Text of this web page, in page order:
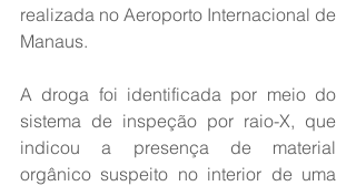
realizada no Aeroporto Internacional de
Manaus.
A droga foi identificada por meio do
sistema de inspeção por raio-X, que
indicou a presença de material
orgânico suspeito no interior de uma